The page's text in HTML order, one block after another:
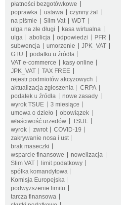
płatności bezgotówkowe
poprawka
ustawa
czynny żal
na piśmie
Slim Vat
WDT
ulga na złe długi
kasa wirtualna
ulga
abolicja odpowiedzi
PFR
subwencja
umorzenie
JPK_VAT
GTU
podatku u źródła
VAT e-commerce
kasy online
JPK_VAT
TAX FREE
rejestr podmiotów akcyzowych
aktualizacja zgłoszenia
CRPA
podatek u źródła
nowe zasady
wyrok TSUE
3 miesiące
umowa o dzieło
obowiązek
właściwość urzedów
TSUE
wyrok
zwrot
COVID-19
zakrywanie nosa i ust
brak maseczki
wsparcie finansowe
nowelizacja
Slim VAT
limit podatkowy
spółka komandytowa
Komisja Europejska
podwyższenie limitu
tarcza finansowa